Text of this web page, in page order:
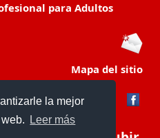
la mejor
Leer más
para Adultos
Mapa del sitio